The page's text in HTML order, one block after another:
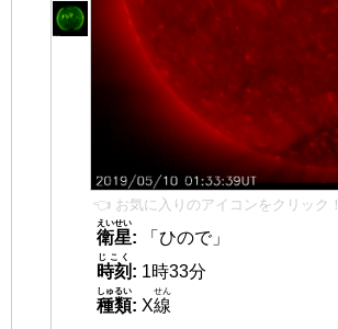
👈 お気に入りのアイコンをクリック！
衛星
えいせい
:
「ひので」
時刻
じこく
: 1時33分
種類
しゅるい
: X線
せん